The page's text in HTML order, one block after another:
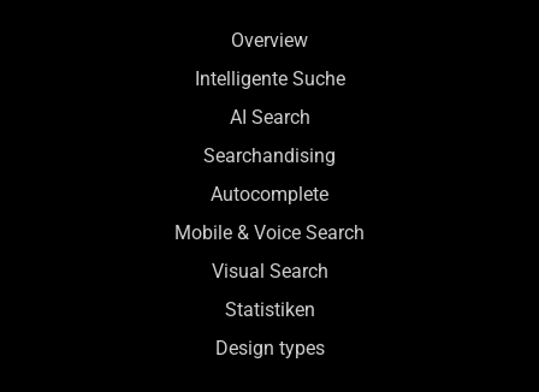
Overview
Intelligente Suche
AI Search
Searchandising
Autocomplete
Mobile & Voice Search
Visual Search
Statistiken
Design types